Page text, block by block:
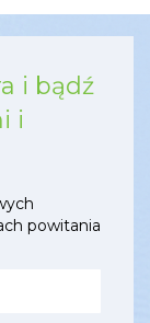
i bądź
i
powitania